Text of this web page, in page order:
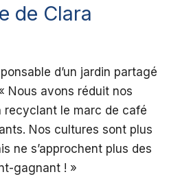
de Clara
d’un jardin partagé
Nous avons réduit nos
recyclant le marc de café
Nos cultures sont plus
ne s’approchent plus des
gagnant ! »